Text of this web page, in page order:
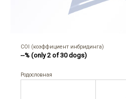
COI (коэффициент инбридинга)
--% (only 2 of 30 dogs)
Родословная